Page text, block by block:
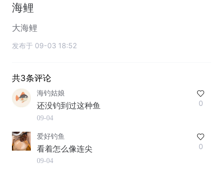
海鲤
大海鲤
发布于 09-03 18:52
共3条评论
海钓姑娘
还没钓到过这种鱼
09-04
0
爱好钓鱼
看着怎么像连尖
09-04
0